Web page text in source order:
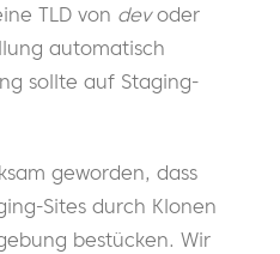
TLD von devoder
automatisch
sollte auf Staging-
geworden, dass
Sites durch Klonen
bestücken. Wir